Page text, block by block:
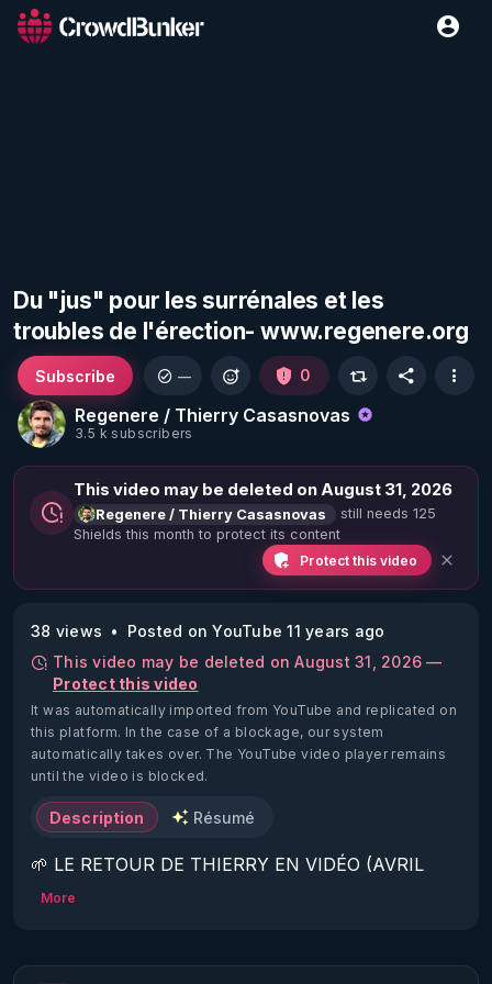
Du "jus" pour les surrénales et les
troubles de l'érection- www.regenere.org
Regenere / Thierry Casasnovas
3.5 k subscribers
Subscribe — 0
This video may be deleted on August 31, 2026
Regenere / Thierry Casasnovas
still needs 125
Shields this month to protect its content
Protect this video
38 views
Posted on YouTube 11 years ago
This video may be deleted on August 31, 2026 —
Protect this video
It was automatically imported from YouTube and replicated on
this platform. In the case of a blockage, our system
automatically takes over. The YouTube video player remains
until the video is blocked.
Description Résumé
🌱 LE RETOUR DE THIERRY EN VIDÉO (AVRIL
2022)!
https://www.rgnr.fr/presentation.html
More